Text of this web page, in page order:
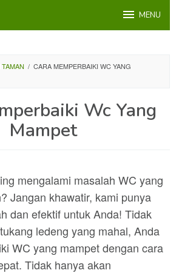
MENU
/ CARA MEMPERBAIKI WC YANG
Wc Yang
Mampet
mengalami masalah WC yang
Jangan khawatir, kami punya
dan efektif untuk Anda! Tidak
ledeng yang mahal, Anda
WC yang mampet dengan cara
Tidak hanya akan